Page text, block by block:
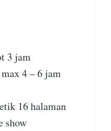
3 jam
4 – 6 jam
16 halaman
show